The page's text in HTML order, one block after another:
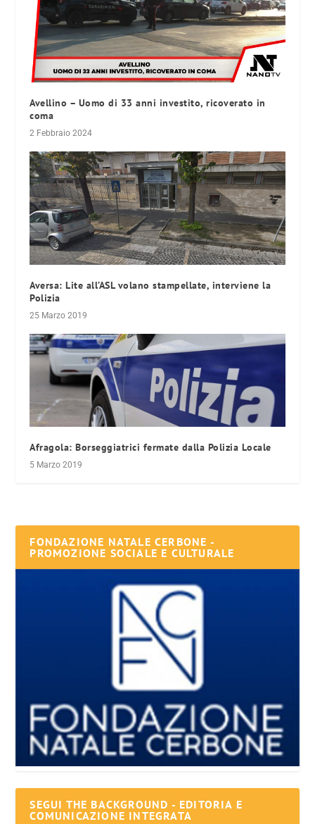
Avellino – Uomo di 33 anni investito, ricoverato in
coma
2 Febbraio 2024
Aversa: Lite all’ASL volano stampellate, interviene la
Polizia
25 Marzo 2019
Afragola: Borseggiatrici fermate dalla Polizia Locale
5 Marzo 2019
FONDAZIONE NATALE CERBONE -
PROMOZIONE SOCIALE E CULTURALE
SEGUI THE BACKGROUND - EDITORIA E
COMUNICAZIONE INTEGRATA